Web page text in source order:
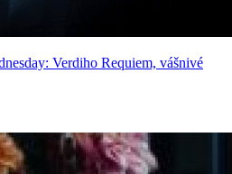
Verdiho Requiem, vášnivé